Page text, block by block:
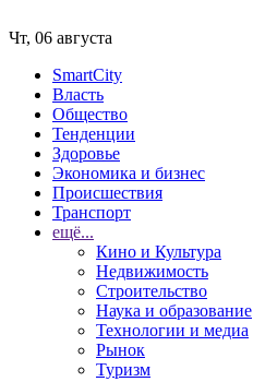
Чт, 06 августа
SmartCity
Власть
Общество
Тенденции
Здоровье
Экономика и бизнес
Происшествия
Транспорт
ещё...
Кино и Культура
Недвижимость
Строительство
Наука и образование
Технологии и медиа
Рынок
Туризм